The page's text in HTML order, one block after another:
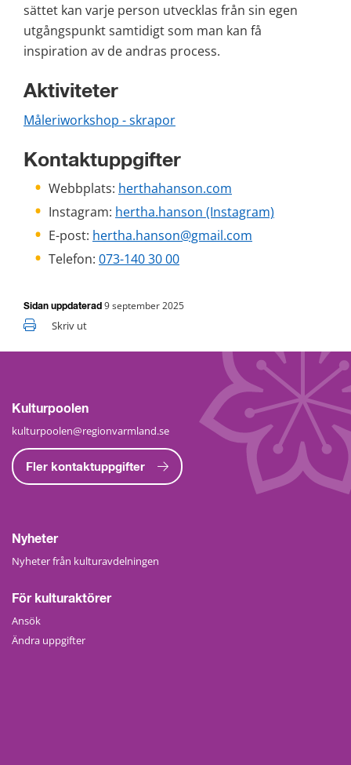
sättet kan varje person utvecklas från sin egen
utgångspunkt samtidigt som man kan få
inspiration av de andras process.
Aktiviteter
Måleriworkshop - skrapor
Kontaktuppgifter
Webbplats: herthahanson.com
Instagram: hertha.hanson (Instagram)
E-post: hertha.hanson@gmail.com
Telefon: 073-140 30 00
Sidan uppdaterad 9 september 2025
Skriv ut
Kulturpoolen
kulturpoolen@regionvarmland.se
Fler kontaktuppgifter
Nyheter
Nyheter från kulturavdelningen
För kulturaktörer
Ansök
Ändra uppgifter